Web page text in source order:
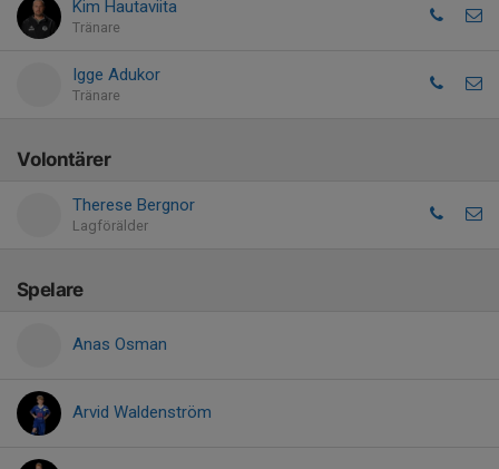
Kim Hautaviita
Tränare
Igge Adukor
Tränare
Volontärer
Therese Bergnor
Lagförälder
Spelare
Anas Osman
Arvid Waldenström